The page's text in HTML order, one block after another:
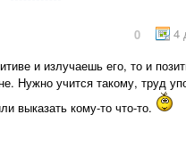
4
0
и излучаешь его, то и
Нужно учится такому, труд
выказать кому-то что-то.